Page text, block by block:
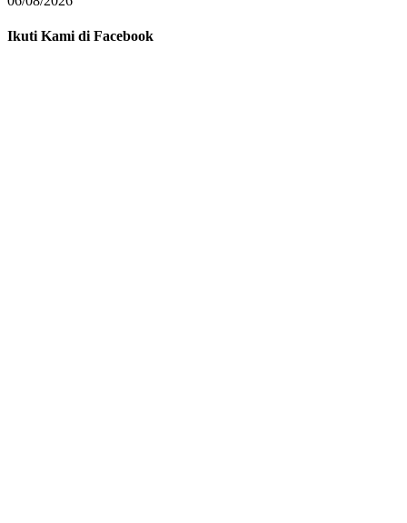
Ikuti Kami di Facebook